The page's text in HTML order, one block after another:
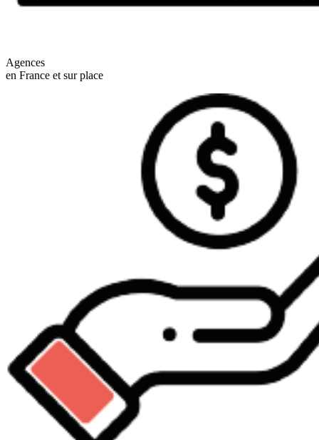
Agences
en France et sur place